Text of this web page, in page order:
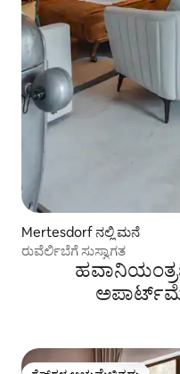
Mertesdorf ನಲ್ಲಿ ಮನೆ
ರುವೆರ್ಲಿಬೆಗೆ ಸುಸ್ವಾಗತ